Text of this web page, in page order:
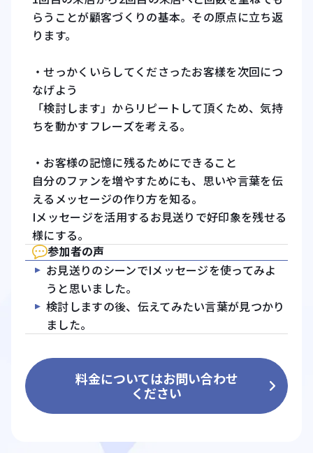
らうことが顧客づくりの基本。その原点に立ち返
ります。
・せっかくいらしてくださったお客樣を次回につ
なげよう
「検討します」からリピートして頂くため、気持
ちを動かすフレーズを考える。
・お客様の記憶に残るためにできること
自分のファンを増やすためにも、思いや言葉を伝
えるメッセージの作り方を知る。
Iメッセージを活用するお見送りで好印象を残せる
様にする。
参加者の声
お見送りのシーンでIメッセージを使ってみよ
うと思いました。
検討しますの後、伝えてみたい言葉が見つかり
ました。
料金についてはお問い合わせ
ください